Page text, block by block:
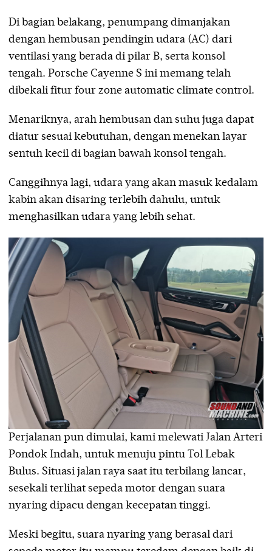
Di bagian belakang, penumpang dimanjakan
dengan hembusan pendingin udara (AC) dari
ventilasi yang berada di pilar B, serta konsol
tengah. Porsche Cayenne S ini memang telah
dibekali fitur four zone automatic climate control.
Menariknya, arah hembusan dan suhu juga dapat
diatur sesuai kebutuhan, dengan menekan layar
sentuh kecil di bagian bawah konsol tengah.
Canggihnya lagi, udara yang akan masuk kedalam
kabin akan disaring terlebih dahulu, untuk
menghasilkan udara yang lebih sehat.
Perjalanan pun dimulai, kami melewati Jalan Arteri
Pondok Indah, untuk menuju pintu Tol Lebak
Bulus. Situasi jalan raya saat itu terbilang lancar,
sesekali terlihat sepeda motor dengan suara
nyaring dipacu dengan kecepatan tinggi.
Meski begitu, suara nyaring yang berasal dari